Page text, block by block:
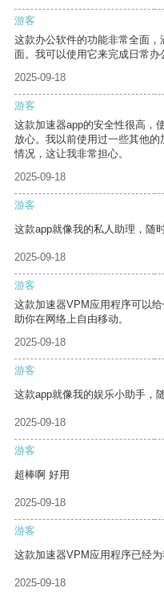
游客
这款办公软件的功能非常全面
面。我可以使用它来完成日常办
2025-09-18
游客
这款加速器app的安全性很高，
放心。我以前使用过一些其他
情况，这让我非常担心。
2025-09-18
游客
这款app就像我的私人助理，随
2025-09-18
游客
这款加速器VPM应用程序可以
助你在网络上自由移动。
2025-09-18
游客
这款app就像我的娱乐小助手，
2025-09-18
游客
超棒啊 好用
2025-09-18
游客
这款加速器VPM应用程序已经
2025-09-18